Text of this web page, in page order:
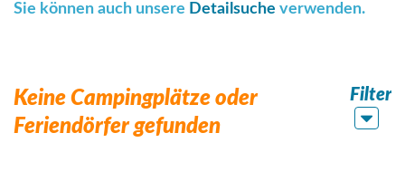
Sie können auch unsere Detailsuche verwenden.
Keine Campingplätze oder
Feriendörfer gefunden
Filter